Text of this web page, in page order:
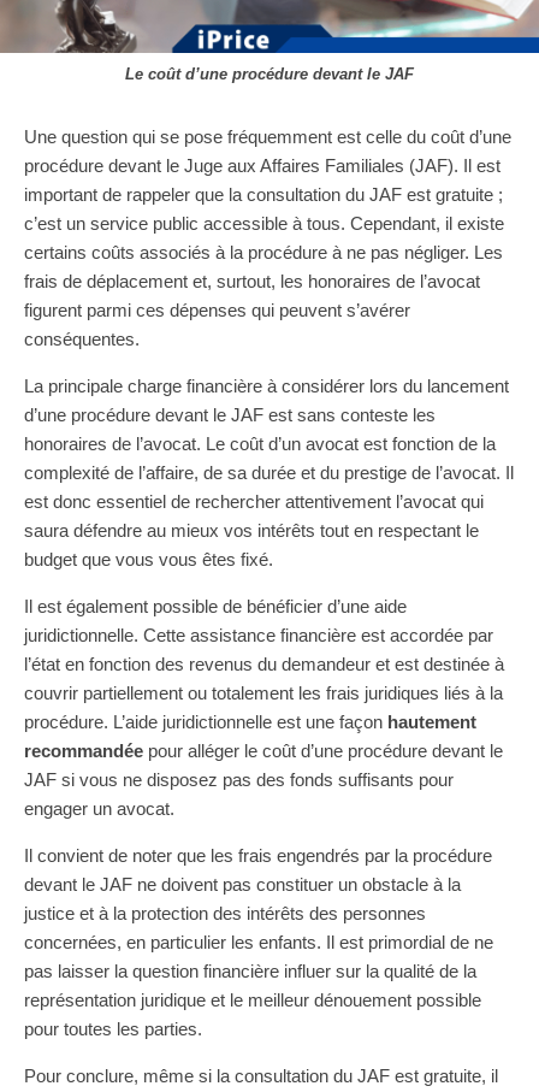
Le coût d’une procédure devant le JAF
Une question qui se pose fréquemment est celle du coût d’une
procédure devant le Juge aux Affaires Familiales (JAF). Il est
important de rappeler que la consultation du JAF est gratuite ;
c’est un service public accessible à tous. Cependant, il existe
certains coûts associés à la procédure à ne pas négliger. Les
frais de déplacement et, surtout, les honoraires de l’avocat
figurent parmi ces dépenses qui peuvent s’avérer
conséquentes.
La principale charge financière à considérer lors du lancement
d’une procédure devant le JAF est sans conteste les
honoraires de l’avocat. Le coût d’un avocat est fonction de la
complexité de l’affaire, de sa durée et du prestige de l’avocat. Il
est donc essentiel de rechercher attentivement l’avocat qui
saura défendre au mieux vos intérêts tout en respectant le
budget que vous vous êtes fixé.
Il est également possible de bénéficier d’une aide
juridictionnelle. Cette assistance financière est accordée par
l’état en fonction des revenus du demandeur et est destinée à
couvrir partiellement ou totalement les frais juridiques liés à la
procédure. L’aide juridictionnelle est une façon hautement
recommandée pour alléger le coût d’une procédure devant le
JAF si vous ne disposez pas des fonds suffisants pour
engager un avocat.
Il convient de noter que les frais engendrés par la procédure
devant le JAF ne doivent pas constituer un obstacle à la
justice et à la protection des intérêts des personnes
concernées, en particulier les enfants. Il est primordial de ne
pas laisser la question financière influer sur la qualité de la
représentation juridique et le meilleur dénouement possible
pour toutes les parties.
Pour conclure, même si la consultation du JAF est gratuite, il